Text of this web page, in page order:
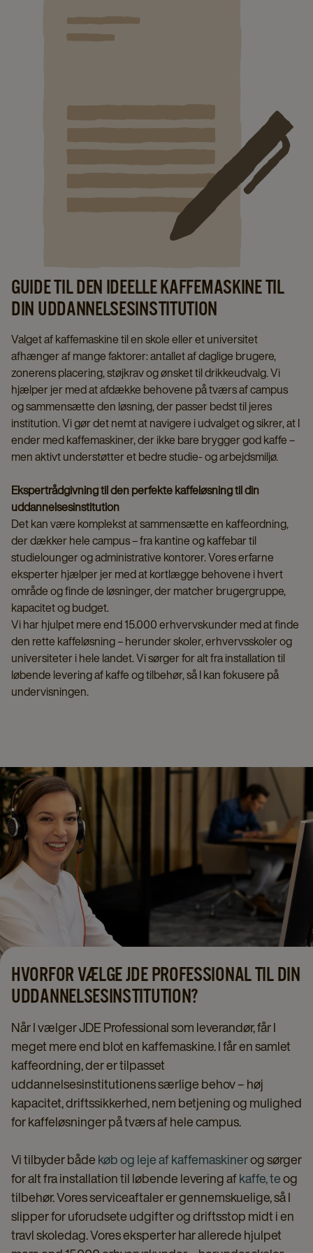
GUIDE TIL DEN IDEELLE KAFFEMASKINE TIL
DIN UDDANNELSESINSTITUTION
Valget af kaffemaskine til en skole eller et universitet
afhænger af mange faktorer: antallet af daglige brugere,
zonerens placering, støjkrav og ønsket til drikkeudvalg. Vi
hjælper jer med at afdække behovene på tværs af campus
og sammensætte den løsning, der passer bedst til jeres
institution. Vi gør det nemt at navigere i udvalget og sikrer, at I
ender med kaffemaskiner, der ikke bare brygger god kaffe –
men aktivt understøtter et bedre studie- og arbejdsmiljø.
Ekspertrådgivning til den perfekte kaffeløsning til din
uddannelsesinstitution
Det kan være komplekst at sammensætte en kaffeordning,
der dækker hele campus – fra kantine og kaffebar til
studielounger og administrative kontorer. Vores erfarne
eksperter hjælper jer med at kortlægge behovene i hvert
område og finde de løsninger, der matcher brugergruppe,
kapacitet og budget.
Vi har hjulpet mere end 15.000 erhvervskunder med at finde
den rette kaffeløsning – herunder skoler, erhvervsskoler og
universiteter i hele landet. Vi sørger for alt fra installation til
løbende levering af kaffe og tilbehør, så I kan fokusere på
undervisningen.
HVORFOR VÆLGE JDE PROFESSIONAL TIL DIN
UDDANNELSESINSTITUTION?
Når I vælger JDE Professional som leverandør, får I
meget mere end blot en kaffemaskine. I får en samlet
kaffeordning, der er tilpasset
uddannelsesinstitutionens særlige behov – høj
kapacitet, driftssikkerhed, nem betjening og mulighed
for kaffeløsninger på tværs af hele campus.
Vi tilbyder bådekøb og leje af kaffemaskinerog sørger
for alt fra installation til løbende levering afkaffe,teog
tilbehør. Vores serviceaftaler er gennemskuelige, så I
slipper for uforudsete udgifter og driftsstop midt i en
travl skoledag. Vores eksperter har allerede hjulpet